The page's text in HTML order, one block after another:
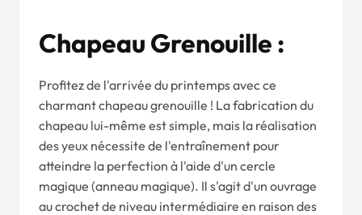
Chapeau Grenouille :
Profitez de l'arrivée du printemps avec ce
charmant chapeau grenouille ! La fabrication du
chapeau lui-même est simple, mais la réalisation
des yeux nécessite de l'entraînement pour
atteindre la perfection à l'aide d'un cercle
magique (anneau magique). Il s'agit d'un ouvrage
au crochet de niveau intermédiaire en raison des